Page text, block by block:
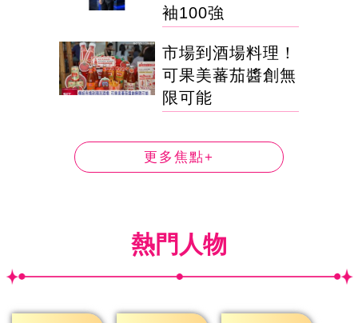
袖100強
市場到酒場料理！
可果美蕃茄醬創無
限可能
更多焦點+
熱門人物